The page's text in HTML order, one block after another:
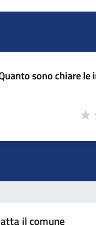
sono chiare
il comune